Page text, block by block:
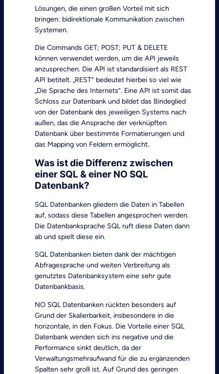
Lösungen, die einen großen Vorteil mit sich
bringen: bidirektionale Kommunikation zwischen
Systemen.
Die Commands GET; POST; PUT & DELETE
können verwendet werden, um die API jeweils
anzusprechen. Die API ist standardisiert als REST
API betitelt. „REST“ bedeutet hierbei so viel wie
„Die Sprache des Internets“. Eine API ist somit das
Schloss zur Datenbank und bildet das Bindeglied
von der Datenbank des jeweiligen Systems nach
außen, das die Ansprache der verknüpften
Datenbank über bestimmte Formatierungen und
das Mapping von Feldern ermöglicht.
Was ist die Differenz zwischen
einer SQL & einer NO SQL
Datenbank?
SQL Datenbanken gliedern die Daten in Tabellen
auf, sodass diese Tabellen angesprochen werden.
Die Datenbanksprache SQL ruft diese Daten dann
ab und spielt diese ein.
SQL Datenbanken bieten dank der mächtigen
Abfragesprache und weiten Verbreitung als
genutztes Datenbanksystem eine sehr gute
Datenbankbasis.
NO SQL Datenbanken rückten besonders auf
Grund der Skalierbarkeit, insbesondere in die
horizontale, in den Fokus. Die Vorteile einer SQL
Datenbank wenden sich ins negative und die
Performance sinkt deutlich, da der
Verwaltungsmehraufwand für die zu ergänzenden
Spalten sehr groß ist. Auf Grund des geringen